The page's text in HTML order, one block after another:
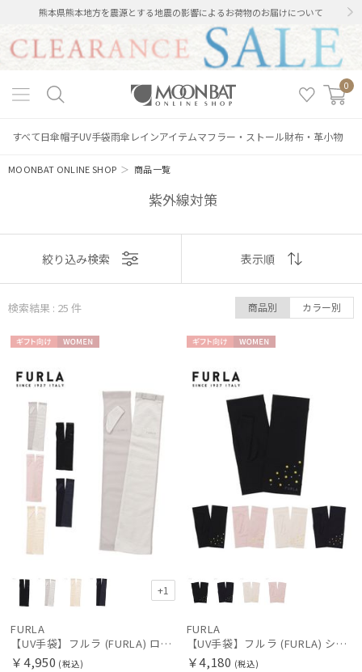
熊本県熊本地方を震源とする地震の影響によるお荷物のお届けについて
0
すべて日傘帽子UV手袋雨傘 レインアイテムマフラー・ストール財布・革小物
MOONBAT ONLINE SHOP ＞商品一覧
紫外線対策
表示
おすすめ
価格の高い
順
価格の低い
順
人気順
売上点数順
お気に入り
絞り込み検索 表示順
検索結果 : 25 件 商品別 カラー別
向け
N
+1
FURLA
【UV手袋】フルラ (FURLA) ロング ＵＶ手袋 リボン 指無し
￥4,950 (税込)
向け
N
FURLA
【UV手袋】フルラ (FURLA) ショート ＵＶ手袋 ミモザ 指無し 接触冷感
￥4,180 (税込)